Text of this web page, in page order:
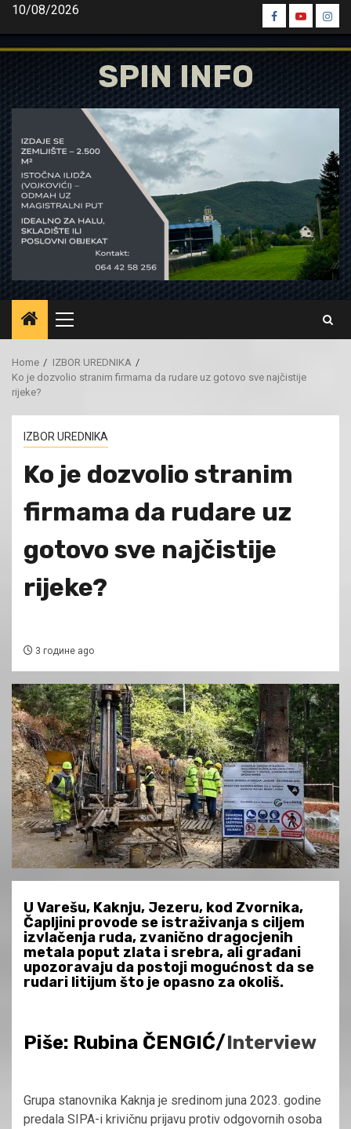
Skip
content
10/08/2026
Spin
Facebook
Spin
Youtube
Spin
SPIN INFO
Primary
Menu
Home
IZBOR UREDNIKA
Ko je dozvolio stranim firmama da rudare uz gotovo sve najčistije
rijeke?
IZBOR UREDNIKA
Ko je dozvolio stranim
firmama da rudare uz
gotovo sve najčistije
rijeke?
3 године ago
U Varešu, Kaknju, Jezeru, kod Zvornika,
Čapljini provode se istraživanja s ciljem
izvlačenja ruda, zvanično dragocjenih
metala poput zlata i srebra, ali građani
upozoravaju da postoji mogućnost da se
rudari litijum što je opasno za okoliš.
Piše: Rubina ČENGIĆ/Interview
Grupa stanovnika Kaknja je sredinom juna 2023. godine
predala SIPA-i krivičnu prijavu protiv odgovornih osoba